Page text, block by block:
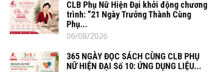
CLB Phụ Nữ Hiện Đại khởi động chương
trình: “21 Ngày Trưởng Thành Cùng
Phụ...
06/08/2026
365 NGÀY ĐỌC SÁCH CÙNG CLB PHỤ
NỮ HIỆN ĐẠI Số 10: ỨNG DỤNG LIỆU...